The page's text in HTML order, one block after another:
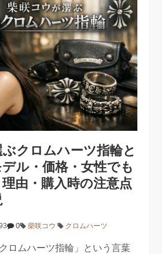
クロムハーツ指輪と
ル・価格・女性でも
由・購入時の注意点
0 柴咲コウ クロムハーツ
ロムハーツ指輪」という言葉